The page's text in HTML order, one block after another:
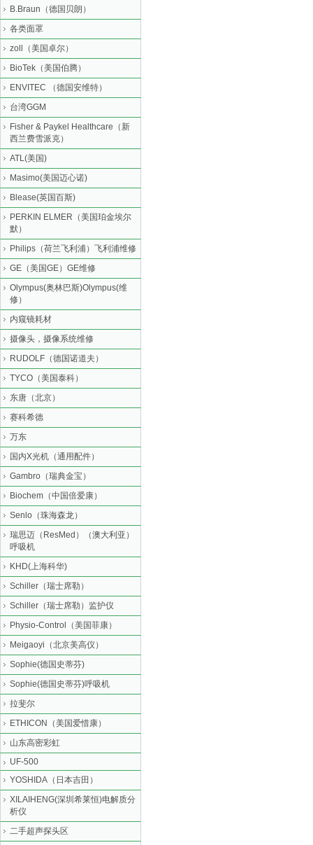
B.Braun（德国贝朗）
各类面罩
zoll（美国卓尔）
BioTek（美国伯腾）
ENVITEC （德国安维特）
台湾GGM
Fisher & Paykel Healthcare（新
西兰费雪派克）
ATL(美国)
Masimo(美国迈心诺)
Blease(英国百斯)
PERKIN ELMER（美国珀金埃尔
默）
Philips（荷兰飞利浦）飞利浦维修
GE（美国GE）GE维修
Olympus(奥林巴斯)Olympus(维
修）
内窥镜耗材
摄像头，摄像系统维修
RUDOLF（德国诺道夫）
TYCO（美国泰科）
东唐（北京）
赛科希德
万东
国内X光机（通用配件）
Gambro（瑞典金宝）
Biochem（中国倍爱康）
Senlo（珠海森龙）
瑞思迈（ResMed）（澳大利亚）
呼吸机
KHD(上海科华)
Schiller（瑞士席勒）
Schiller（瑞士席勒）监护仪
Physio-Control（美国菲康）
Meigaoyi（北京美高仪）
Sophie(德国史蒂芬)
Sophie(德国史蒂芬)呼吸机
拉斐尔
ETHICON（美国爱惜康）
山东高密彩虹
UF-500
YOSHIDA（日本吉田）
XILAIHENG(深圳希莱恒)电解质分
析仪
二手超声探头区